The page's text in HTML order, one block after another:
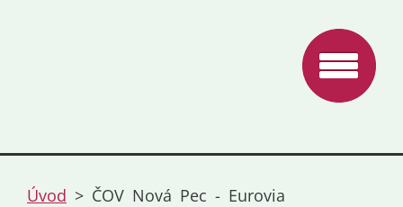
Úvod > ČOV Nová Pec - Eurovia